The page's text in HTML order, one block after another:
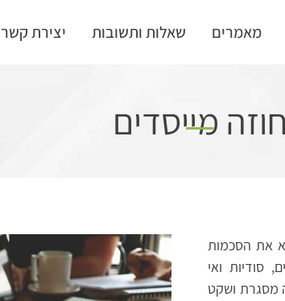
מאמרים שאלות ותשובות יצירת קשר
חוזה מייסדים
את הסכמות
סודיות ואי
מסגרת ושקט